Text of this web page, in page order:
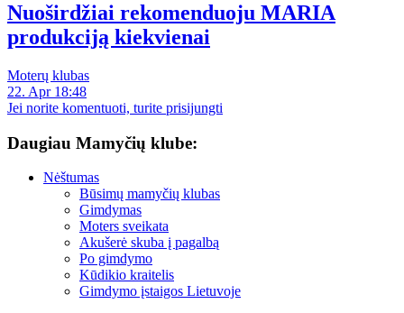
Nuoširdžiai rekomenduoju MARIA
produkciją kiekvienai
Moterų klubas
22. Apr 18:48
Jei norite komentuoti, turite prisijungti
Daugiau Mamyčių klube:
Nėštumas
Būsimų mamyčių klubas
Gimdymas
Moters sveikata
Akušerė skuba į pagalbą
Po gimdymo
Kūdikio kraitelis
Gimdymo įstaigos Lietuvoje